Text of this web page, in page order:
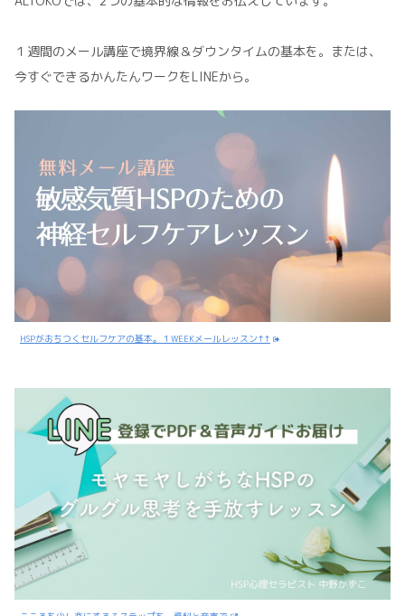
１週間のメール講座で境界線＆ダウンタイムの基本を。または、
今すぐできるかんたんワークをLINEから。
HSPがおちつくセルフケアの基本。１WEEKメールレッスン↑↑